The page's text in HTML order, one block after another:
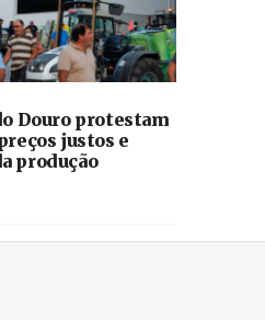
Douro protestam
justos e
produção